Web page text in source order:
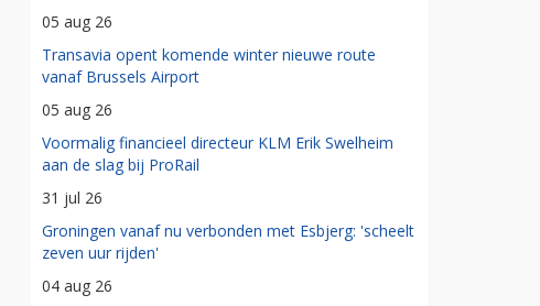
05 aug 26
Transavia opent komende winter nieuwe route
vanaf Brussels Airport
05 aug 26
Voormalig financieel directeur KLM Erik Swelheim
aan de slag bij ProRail
31 jul 26
Groningen vanaf nu verbonden met Esbjerg: 'scheelt
zeven uur rijden'
04 aug 26